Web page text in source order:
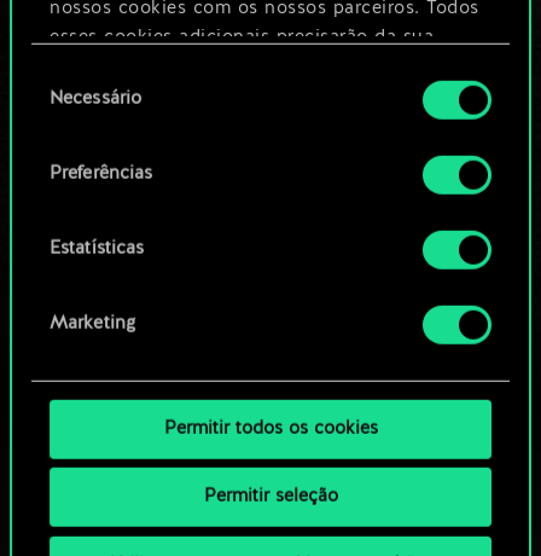
nossos cookies com os nossos parceiros. Todos
esses cookies adicionais precisarão da sua
Você encontrará todos os detalhes sobre o uso
de cookies e poderá ajustar as suas preferências
no menu "Configurações" abaixo.
deNecessário
Preferências
Estatísticas
Marketing
Permitir todos os cookies
Permitir seleção
comunidade